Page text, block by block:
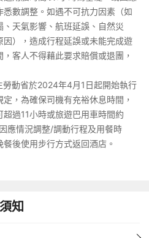
悉數調整。如遇不可抗力因素（如
、天氣影響、航班延誤、自然災
因），造成行程延誤或未能完成遊
客人不得藉此要求賠償或退團，
勞動省於2024年4月1日起開始執行
，為確保司機有充裕休息時間，
超過11小時或旅遊巴用車時間約
應情況調整/調動行程及用餐時
後使用步行方式返回酒店。
須知